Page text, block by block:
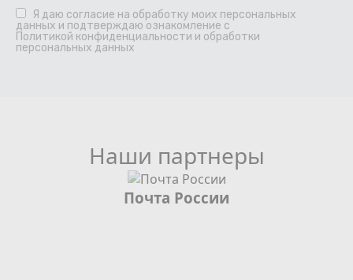
Я даю согласие на обработку моих персональных
данных и подтверждаю ознакомление с
Политикой конфиденциальности и обработки
персональных данных
Наши партнеры
Почта России